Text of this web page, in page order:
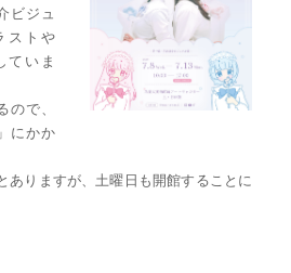
ビジュ
ストや
ていま
で、
にかか
ありますが、土曜日も開館することに